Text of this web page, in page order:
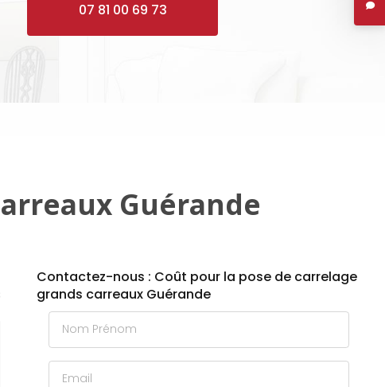
07 81 00 69 73
Guérande
Contactez-nous : Coût pour la pose de carrelage
grands carreaux Guérande
Nom Prénom
Email